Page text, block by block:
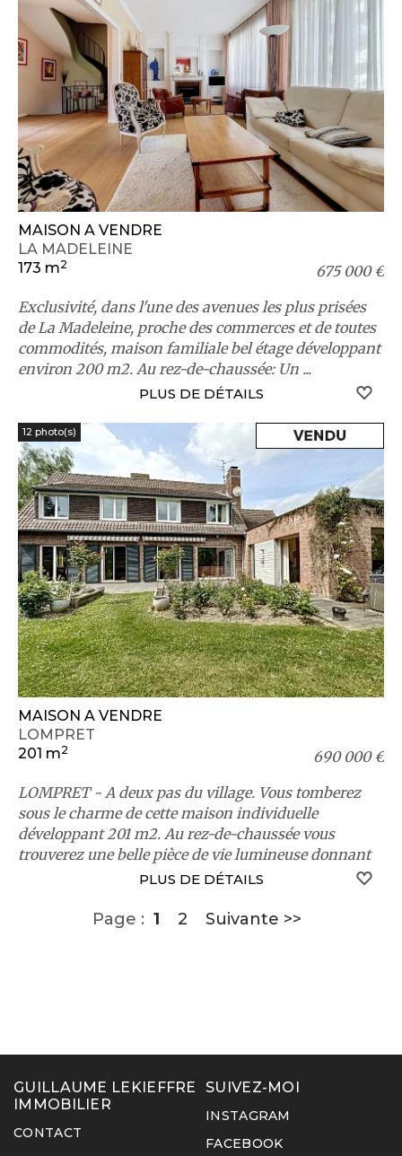
MAISON A VENDRE
LA MADELEINE
173 m2
675 000 €
Exclusivité, dans l'une des avenues les plus prisées
de La Madeleine, proche des commerces et de toutes
commodités, maison familiale bel étage développant
environ 200 m2. Au rez-de-chaussée: Un ...
PLUS DE DÉTAILS
12 photo(s)
MAISON A VENDRE
LOMPRET
201 m2
690 000 €
LOMPRET - A deux pas du village. Vous tomberez
sous le charme de cette maison individuelle
développant 201 m2. Au rez-de-chaussée vous
trouverez une belle pièce de vie lumineuse donnant
PLUS DE DÉTAILS
Page : 1 2 Suivante >>
GUILLAUME LEKIEFFRE
IMMOBILIER
CONTACT
SUIVEZ-MOI
INSTAGRAM
FACEBOOK